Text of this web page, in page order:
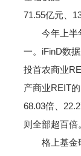
71.55亿元、
今年上半
一。iFinD数
投首农商业
产商业REIT
68.03倍、
则全部超百倍
格上基金